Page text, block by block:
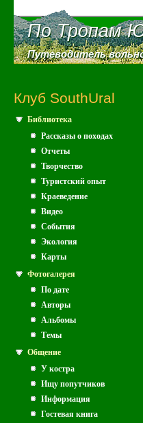
По Тропам
По Тропам
Путеводитель
Путеводитель
Клуб SouthUral
Библиотека
Рассказы о походах
Отчеты
Творчество
Туристский опыт
Краеведение
Видео
События
Экология
Карты
Фотогалерея
По дате
Авторы
Альбомы
Темы
Общение
У костра
Ищу попутчиков
Информация
Гостевая книга